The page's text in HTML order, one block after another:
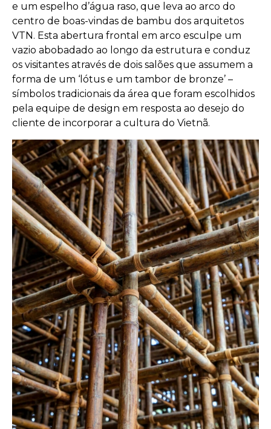
e um espelho d’água raso, que leva ao arco do
centro de boas-vindas de bambu dos arquitetos
VTN. Esta abertura frontal em arco esculpe um
vazio abobadado ao longo da estrutura e conduz
os visitantes através de dois salões que assumem a
forma de um ‘lótus e um tambor de bronze’ –
símbolos tradicionais da área que foram escolhidos
pela equipe de design em resposta ao desejo do
cliente de incorporar a cultura do Vietnã.